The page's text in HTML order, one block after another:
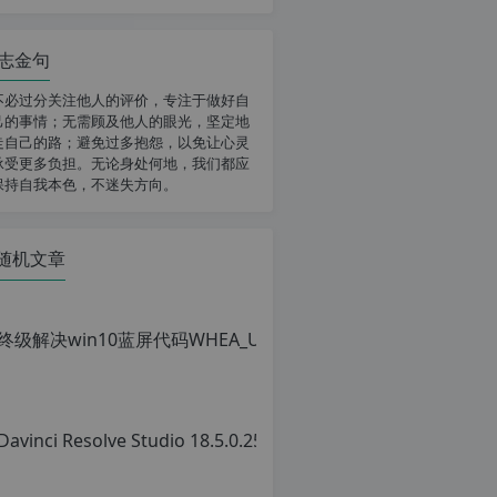
金句
必过分关注他人的评价，专注于做好自
的事情；无需顾及他人的眼光，坚定地
自己的路；避免过多抱怨，以免让心灵
受更多负担。无论身处何地，我们都应
持自我本色，不迷失方向。
机文章